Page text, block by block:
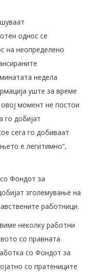
однос се
на неопределено
недела
уште за време
момент не постои
го добијат
сега го добиваат
е легитимно“,
Фондот за
зголемување на
работници.
неколку работни
со правната
со Фондот за
со пратениците